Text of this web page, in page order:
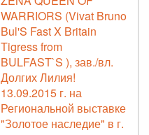
WARRIORS (Vivat Bruno
Bul'S Fast X Britain
Tigress from
BULFAST`S ), зав./вл.
Долгих Лилия!
13.09.2015 г. на
Региональной выставке
"Золотое наследие" в г.